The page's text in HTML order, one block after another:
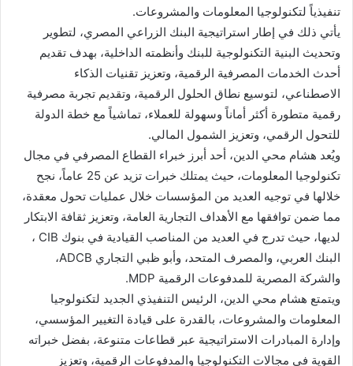
تنفيذياً لتكنولوجيا المعلومات والمشروعات.
يأتي ذلك في إطار استراتيجية البنك الزراعي المصري، لتطوير
وتحديث البنية التكنولوجية للبنك وأنظمته الداخلية، بهدف تقديم
أحدث الخدمات المصرفية الرقمية، وتعزيز تقنيات الذكاء
الاصطناعي، لتوسيع نطاق الحلول الرقمية، وتقديم تجربة مصرفية
رقمية متطورة أكثر أماناً وسهولة للعملاء، تماشياً مع خطة الدولة
للتحول الرقمي، وتعزيز الشمول المالي.
ويُعد هشام محي الدين، أحد أبرز خبراء القطاع المصرفي في مجال
تكنولوجيا المعلومات، حيث يمتلك خبرات تزيد عن 25 عاماً، نجح
خلالها في توجيه العديد من المؤسسات خلال عمليات تحول معقدة،
مما ضمن توافقها مع الأهداف التجارية العامة، وتعزيز ثقافة الابتكار
لديها، حيث تدرج في العديد من المناصب القيادية في بنوك CIB ،
البنك العربي، والمصرف المتحد، وأبو ظبي التجاري ADCB،
والشركة المصرية للمدفوعات الرقمية MDP.
ويتمتع هشام محي الدين، الرئيس التنفيذي الجديد لتكنولوجيا
المعلومات والمشروعات، بالقدرة على قيادة التغيير المؤسسي،
وإدارة المبادرات الاستراتيجية عبر قطاعات متنوعة، بفضل خبراته
القوية في مجالات التكنولوجيا والمدفوعات الرقمية، وتعزيز